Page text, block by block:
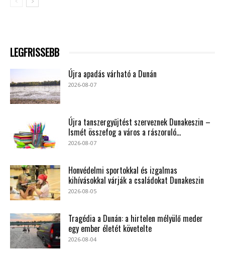
LEGFRISSEBB
Újra apadás várható a Dunán
2026-08-07
Újra tanszergyűjtést szerveznek Dunakeszin –
Ismét összefog a város a rászoruló...
2026-08-07
Honvédelmi sportokkal és izgalmas
kihívásokkal várják a családokat Dunakeszin
2026-08-05
Tragédia a Dunán: a hirtelen mélyülő meder
egy ember életét követelte
2026-08-04